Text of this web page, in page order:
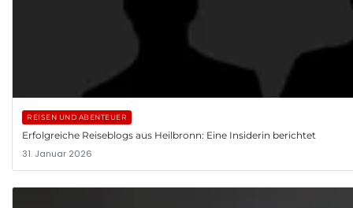
REISEN UND ABENTEUER
Erfolgreiche Reiseblogs aus Heilbronn: Eine Insiderin berichtet
31. Januar 2026